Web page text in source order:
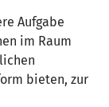
Aufgabe
im Raum
bieten, zur